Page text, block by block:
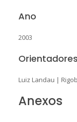
Ano
2003
Orientadores
Luiz Landau |
Anexos